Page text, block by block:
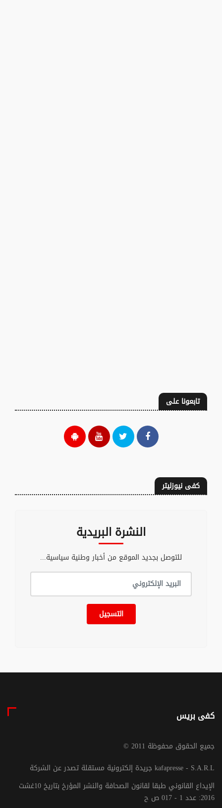
تابعونا على
كفى نيوزليتر
النشرة البريدية
للتوصل بجديد الموقع من أخبار وطنية سياسية...
التسجيل
كفى بريس
© جميع الحقوق محفوظة 2011
جريدة إلكترونية مستقلة تصدر عن الشركة kafapresse - S.A.R.L
الإيداع القانوني طبقا لقانون الصحافة والنشر المؤرخ بتاريخ 10غشت
2016: عدد 1 - 017 ص ح